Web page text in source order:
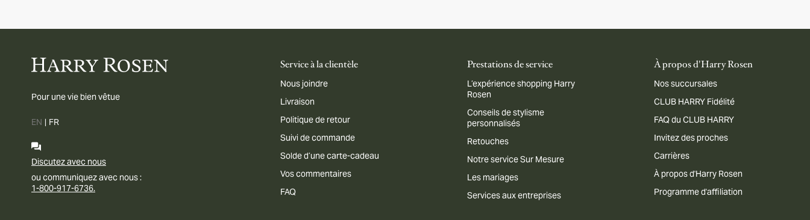
Pour une vie bien vêtue
EN | FR
Discutez avec nous
ou communiquez avec nous :
1-800-917-6736.
Service à la clientèle
Nous joindre
Livraison
Politique de retour
Suivi de commande
Solde d’une carte-cadeau
Vos commentaires
FAQ
Prestations de service
L’expérience shopping Harry
Rosen
Conseils de stylisme
personnalisés
Retouches
Notre service Sur Mesure
Les mariages
Services aux entreprises
À propos d'Harry Rosen
Nos succursales
CLUB HARRY Fidélité
FAQ du CLUB HARRY
Invitez des proches
Carrières
À propos d'Harry Rosen
Programme d'affiliation